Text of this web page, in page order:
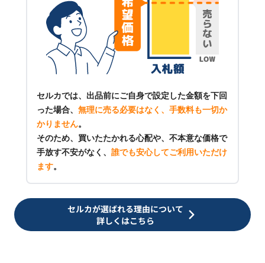
セルカでは、出品前にご自身で設定した金額を下回
った場合、 無理に売る必要はなく、手数料も一切か
かりません。
そのため、買いたたかれる心配や、不本意な価格で
手放す不安がなく、 誰でも安心してご利用いただけ
ます。
セルカが選ばれる理由について
詳しくはこちら